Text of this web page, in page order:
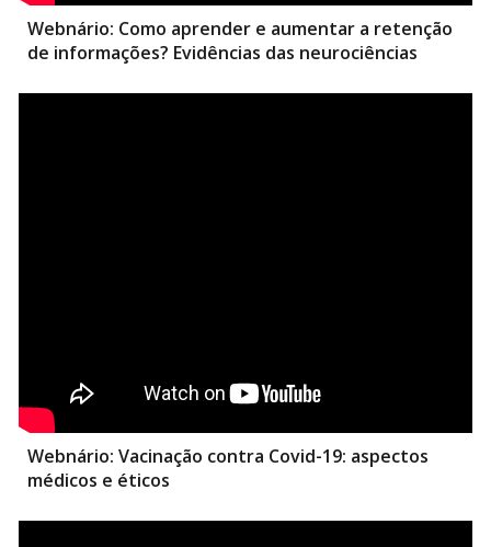
Webnário: Como aprender e aumentar a retenção
de informações? Evidências das neurociências
Webnário: Vacinação contra Covid-19: aspectos
médicos e éticos